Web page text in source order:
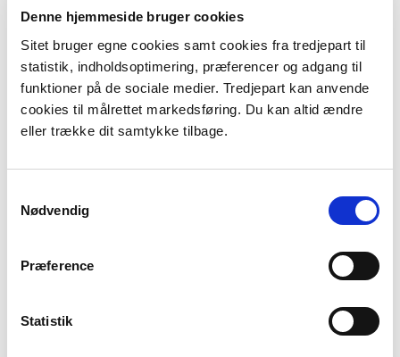
Denne hjemmeside bruger cookies
Sitet bruger egne cookies samt cookies fra tredjepart til
statistik, indholdsoptimering, præferencer og adgang til
funktioner på de sociale medier. Tredjepart kan anvende
cookies til målrettet markedsføring. Du kan altid ændre
eller trække dit samtykke tilbage.
Nødvendig
Præference
Statistik
Lovgivning
Oversvømmelsesloven:
LBK nr. 72 af 18. januar 2024 om vurdering
vandløb og søer.
BEK nr. 894 af 21. juni 2016 om vurdering og
fjorde eller andre dele af søterritoriet.